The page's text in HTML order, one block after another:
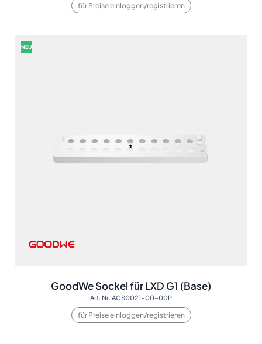
für Preise einloggen/registrieren
NEU
GoodWe Sockel für LXD G1 (Base)
Art. Nr. ACS0021-00-00P
für Preise einloggen/registrieren